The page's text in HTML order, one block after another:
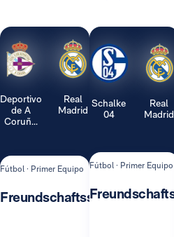
Deportivo
de A
Coruñ...
Real
Madrid
Fútbol · Primer Equipo
Freundschaftsspiel
Schalke
04
Real
Madrid
Fútbol · Primer Equipo